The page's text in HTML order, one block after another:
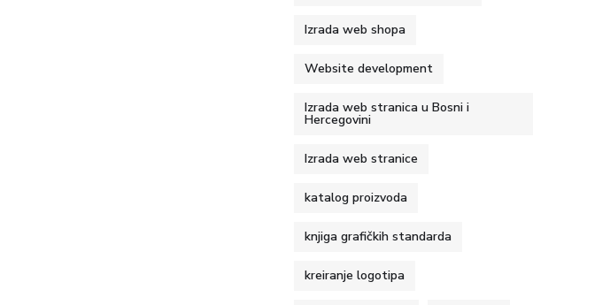
Izrada web shopa
Website development
Izrada web stranica u Bosni i
Hercegovini
Izrada web stranice
katalog proizvoda
knjiga grafičkih standarda
kreiranje logotipa